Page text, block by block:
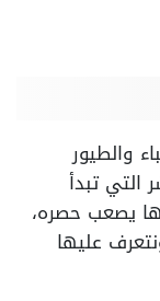
والطيور
التي تبدأ
يصعب حصره،
عليها